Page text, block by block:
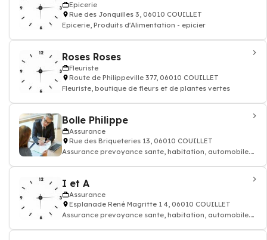
Epicerie
Rue des Jonquilles 3, 06010 COUILLET
Epicerie, Produits d'Alimentation - epicier
Roses Roses
Fleuriste
Route de Philippeville 377, 06010 COUILLET
Fleuriste, boutique de fleurs et de plantes vertes
Bolle Philippe
Assurance
Rue des Briqueteries 13, 06010 COUILLET
Assurance prevoyance sante, habitation, automobile.
I et A
Assurance
Esplanade René Magritte 1 4, 06010 COUILLET
Assurance prevoyance sante, habitation, automobile.